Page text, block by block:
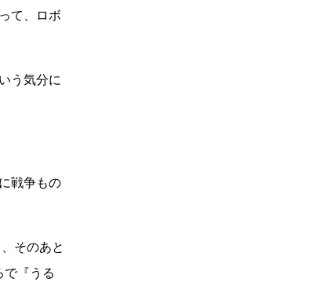
て、ロボ
う気分に
戦争もの
そのあと
『うる